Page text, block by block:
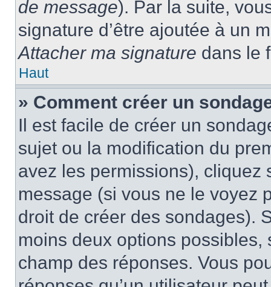
de message). Par la suite,
signature d’être ajoutée à un
Attacher ma signature dans le
Haut
» Comment créer un
Il est facile de créer un
sujet ou la modification du
avez les permissions), cliquez
message (si vous ne le voyez
droit de créer des sondages).
moins deux options
champ des réponses. Vous